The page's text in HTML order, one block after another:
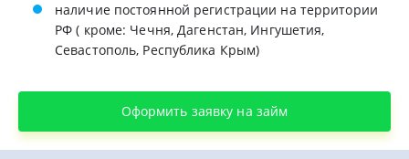
наличие постоянной регистрации на территории
РФ ( кроме: Чечня, Дагенстан, Ингушетия,
Севастополь, Республика Крым)
Оформить заявку на займ